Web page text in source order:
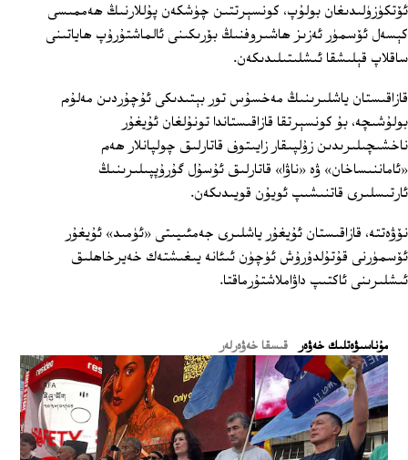
ئۆتكۈزۈلىدىغان بولۇپ، كونسېرتتىن چۈشكەن پۇللارنىڭ ھەممىسى
كېسەل ئۆسمۈر ئەزىز ھاشىروفنىڭ بۆرىكىنى ئالماشتۇرۇپ ھاياتىنى
ساقلاپ قېلىشقا ئىشلىتىلىدىكەن.
قازاقىستان ياشلىرىنىڭ مەخسۇس تور بېتىدىكى ئۇچۇردىن مەلۇم
بولۇشىچە، بۇ كونسېرتقا قازاقىستاندا تونۇلغان ئۇيغۇر
ناخشىچىلىرىدىن زۇلپىقار زايىتوف قاتارلىق چولپانلار ھەم
«ئاماننىساخان» ۋە «ناۋا» قاتارلىق ئۇسۇل گۇرۇپپىلىرىنىڭ
ئارتىسلىرى قاتنىشىپ ئويۇن قويىدىكەن.
نۆۋەتتە، قازاقىستان ئۇيغۇر ياشلىرى جەمئىيىتى «ئۈمىد» ئۇيغۇر
ئۆسمۈرنى قۇتۇلدۇرۇش ئۈچۈن ئىئانە يىغىشتەك خەيرخاھلىق
ئىشلىرىنى ئاكتىپ داۋاملاشتۇرماقتا.
ﻣﯘﻧﺎﺳﯩﯟﻩﺗﻠﯩﻚ ﺧﻪﯞﻩﺭ قىسقا خەۋەرلەر